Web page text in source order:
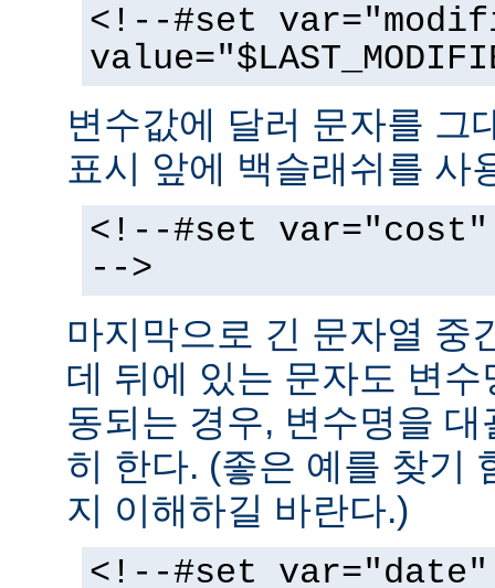
<!--#set
변수값에 달러 문자를 그
표시 앞에 백슬래쉬를 사
<!--#set var="cost"
-->
마지막으로 긴 문자열 중
데 뒤에 있는 문자도 변
동되는 경우, 변수명을
히 한다. (좋은 예를 찾기
지 이해하길 바란다.)
<!--#set var="date"